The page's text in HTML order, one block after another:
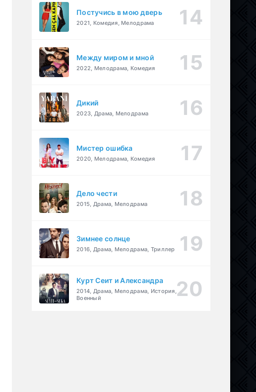
Постучись в мою дверь
2021, Комедия, Мелодрама
Между миром и мной
2022, Мелодрама, Комедия
Дикий
2023, Драма, Мелодрама
Мистер ошибка
2020, Мелодрама, Комедия
Дело чести
2015, Драма, Мелодрама
Зимнее солнце
2016, Драма, Мелодрама, Триллер
Курт Сеит и Александра
2014, Драма, Мелодрама, История,
Военный